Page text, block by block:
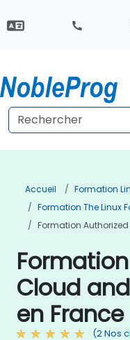
Accueil
Formation
Formation The Linux
Formation
Cloud
en France
(2 Nos